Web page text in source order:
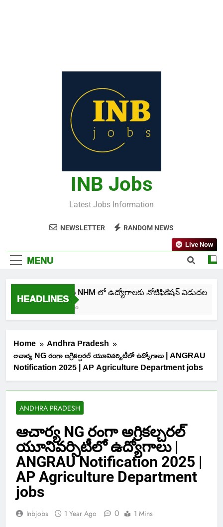
INB Jobs
Latest Jobs Information
NEWSLETTER RANDOM NEWS
MENU
Live Now
HEADLINES
తెలంగాణ NHM లో ఉద్యోగాలకు నోటిఫికేషన్ విడుదల
Home
Andhra Pradesh
ఆచార్య NG రంగా అగ్రికల్చరల్ యూనివర్సిటీలో ఉద్యోగాలు | ANGRAU
Notification 2025 | AP Agriculture Department jobs
ANDHRA PRADESH
ఆచార్య NG రంగా అగ్రికల్చరల్
యూనివర్సిటీలో ఉద్యోగాలు |
ANGRAU Notification 2025 |
AP Agriculture Department
jobs
Inbjobs 1 Year Ago 0 1 Mins